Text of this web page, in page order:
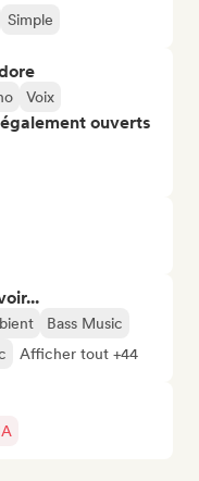
Simple
Voix
ouverts
Bass Music
Afficher tout +44